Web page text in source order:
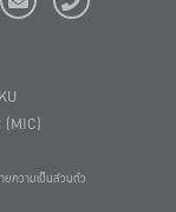
ยความเป็นส่วนตัว